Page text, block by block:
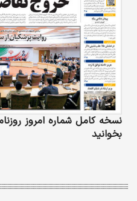
نسخه کامل شماره امروز
بخوانید